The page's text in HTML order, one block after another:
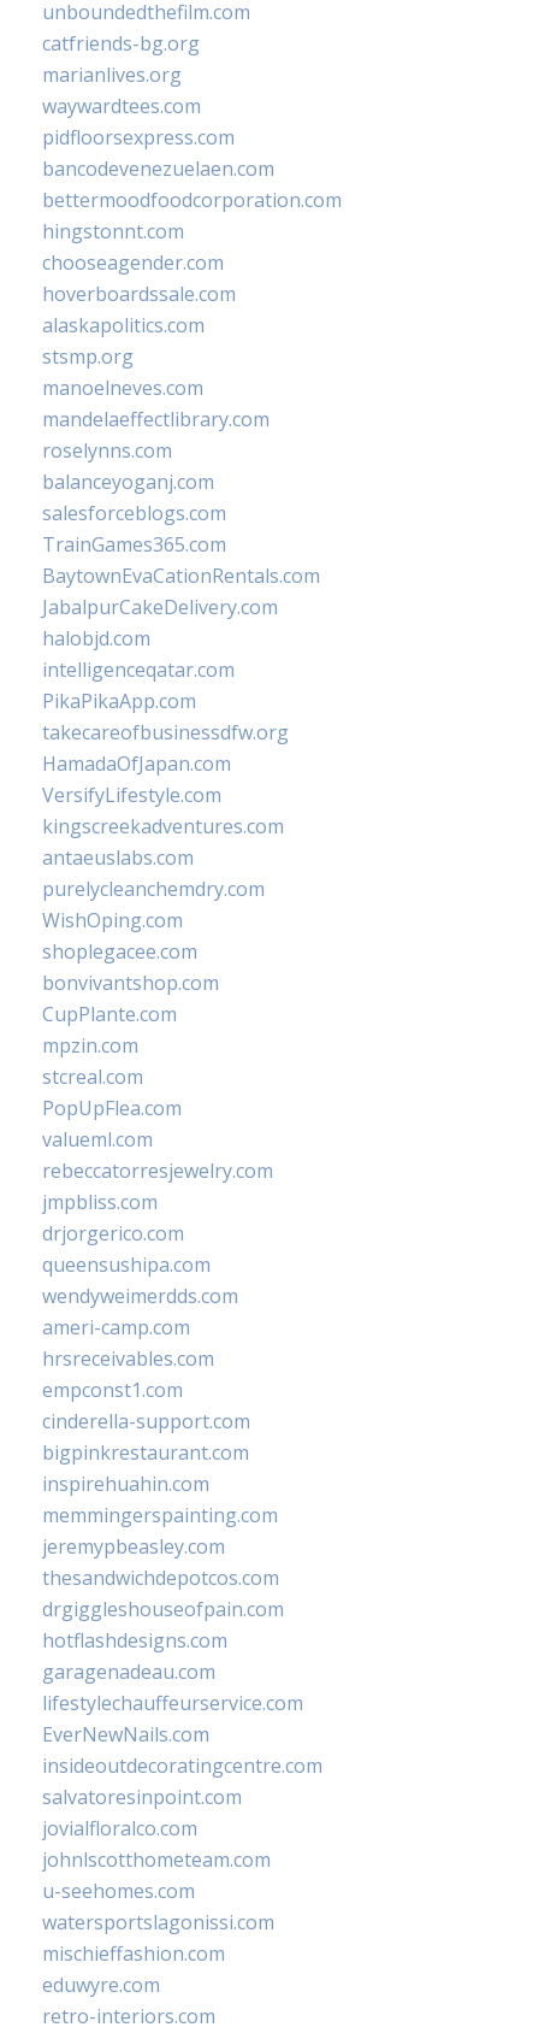
unboundedthefilm.com
catfriends-bg.org
marianlives.org
waywardtees.com
pidfloorsexpress.com
bancodevenezuelaen.com
bettermoodfoodcorporation.com
hingstonnt.com
chooseagender.com
hoverboardssale.com
alaskapolitics.com
stsmp.org
manoelneves.com
mandelaeffectlibrary.com
roselynns.com
balanceyoganj.com
salesforceblogs.com
TrainGames365.com
BaytownEvaCationRentals.com
JabalpurCakeDelivery.com
halobjd.com
intelligenceqatar.com
PikaPikaApp.com
takecareofbusinessdfw.org
HamadaOfJapan.com
VersifyLifestyle.com
kingscreekadventures.com
antaeuslabs.com
purelycleanchemdry.com
WishOping.com
shoplegacee.com
bonvivantshop.com
CupPlante.com
mpzin.com
stcreal.com
PopUpFlea.com
valueml.com
rebeccatorresjewelry.com
jmpbliss.com
drjorgerico.com
queensushipa.com
wendyweimerdds.com
ameri-camp.com
hrsreceivables.com
empconst1.com
cinderella-support.com
bigpinkrestaurant.com
inspirehuahin.com
memmingerspainting.com
jeremypbeasley.com
thesandwichdepotcos.com
drgiggleshouseofpain.com
hotflashdesigns.com
garagenadeau.com
lifestylechauffeurservice.com
EverNewNails.com
insideoutdecoratingcentre.com
salvatoresinpoint.com
jovialfloralco.com
johnlscotthometeam.com
u-seehomes.com
watersportslagonissi.com
mischieffashion.com
eduwyre.com
retro-interiors.com